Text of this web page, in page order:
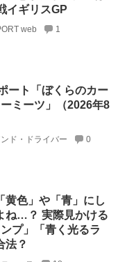
イギリスGP
web 1
ート「ぼくらのカー
ミーツ」（2026年8
ド・ドライバー 0
黄色」や「青」にし
ね…？ 実際見かける
プ」「青く光るラ
法？